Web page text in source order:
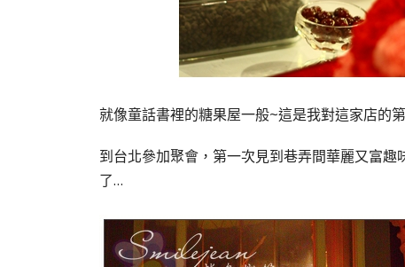
就像童話書裡的糖果屋一般~這是我對這家店的
到台北參加聚會，第一次見到巷弄間華麗又富
了…